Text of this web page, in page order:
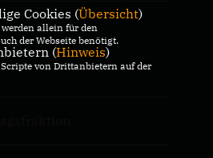
Cookies (Übersicht)
allein für den
der Webseite benötigt.
(Hinweis)
von Drittanbietern auf der